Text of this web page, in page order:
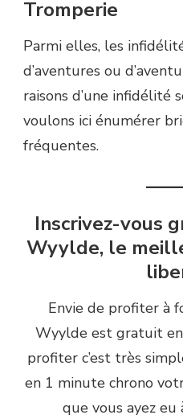
Tromperie
Parmi elles, les
d’aventures ou
raisons d’une infidélité
voulons ici énumérer
fréquentes.
Inscrivez-vous
Wyylde, le
Envie de profiter à
Wyylde est gratuit
profiter c’est très
en 1 minute chrono
que vous ayez